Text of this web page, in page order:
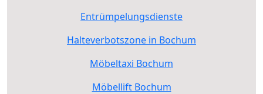
Entrümpelungsdienste
Halteverbotszone in Bochum
Möbeltaxi Bochum
Möbellift Bochum